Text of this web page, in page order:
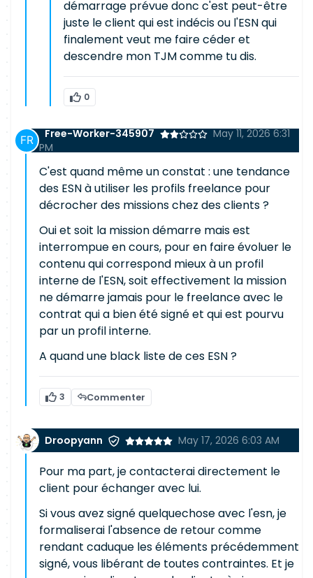
démarrage prévue donc c'est peut-être
juste le client qui est indécis ou l'ESN qui
finalement veut me faire céder et
descendre mon TJM comme tu dis.
0
Free-Worker-345907
May 11, 2026 6:31
PM
C'est quand même un constat : une tendance
des ESN à utiliser les profils freelance pour
décrocher des missions chez des clients ?
Oui et soit la mission démarre mais est
interrompue en cours, pour en faire évoluer le
contenu qui correspond mieux à un profil
interne de l'ESN, soit effectivement la mission
ne démarre jamais pour le freelance avec le
contrat qui a bien été signé et qui est pourvu
par un profil interne.
A quand une black liste de ces ESN ?
3 Commenter
Droopyann May 17, 2026 6:03 AM
Pour ma part, je contacterai directement le
client pour échanger avec lui.
Si vous avez signé quelquechose avec l'esn, je
formaliserai l'absence de retour comme
rendant caduque les éléments précédemment
signé, vous libérant de toutes contraintes. Et je